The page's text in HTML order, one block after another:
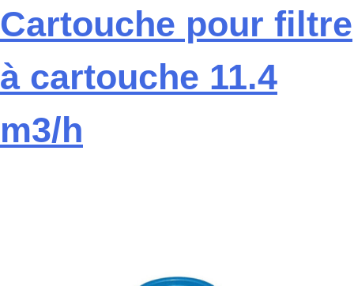
Cartouche pour filtre
à cartouche 11.4
m3/h